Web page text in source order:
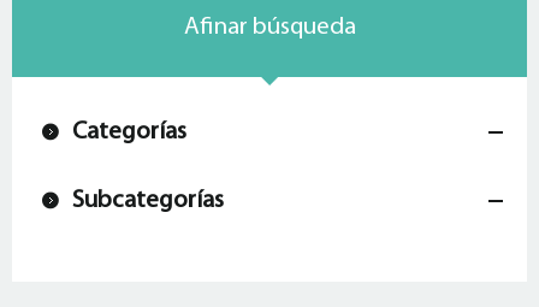
Afinar búsqueda
Categorías
Subcategorías